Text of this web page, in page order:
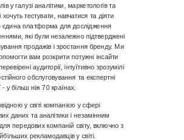
у галузі аналітики, маркетологів та
хочуть тестувати, навчатися та діяти
платформа для дослідження
які були незалежно підтверджені
продажів і зростання бренду. Ми
вам розкрити потужні інсайти
аудиторії, інтуїтивно зрозумілі
обслуговування та експертні
- у більш ніж 70 країнах.
у світі компанією у сфері
даних та аналітики і незамінним
передових компаній світу, включно з
рекламодавців у світі.